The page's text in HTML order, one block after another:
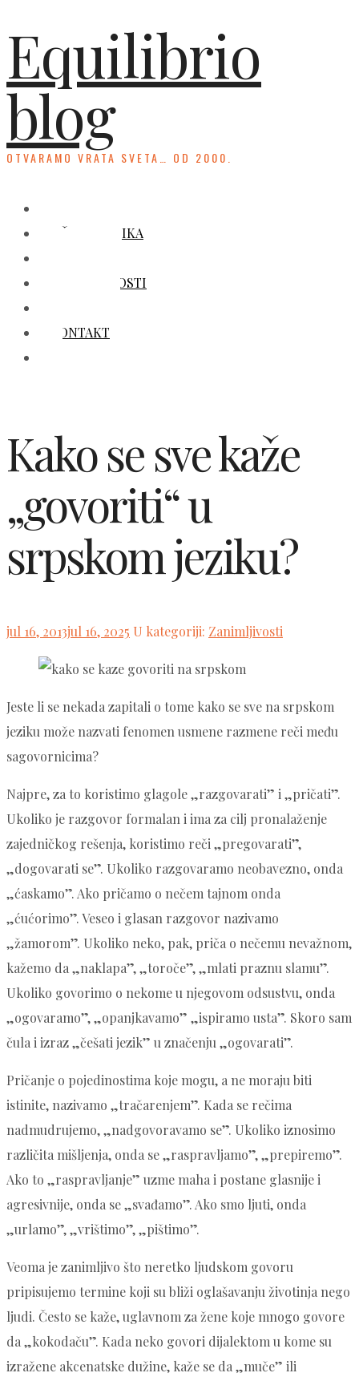
Equilibrio
blog
OTVARAMO VRATA SVETA… OD 2000.
UČENJE JEZIKA
ZANIMLJIVOSTI
KONTAKT
Kako se sve kaže
„govoriti“ u
srpskom jeziku?
Posted
jul 16, 2013jul 16, 2025 U kategoriji: Zanimljivosti
Jeste li se nekada zapitali o tome kako se sve na srpskom
jeziku može nazvati fenomen usmene razmene reči među
sagovornicima?
Najpre, za to koristimo glagole „razgovarati” i „pričati”.
Ukoliko je razgovor formalan i ima za cilj pronalaženje
zajedničkog rešenja, koristimo reči „pregovarati”,
„dogovarati se”. Ukoliko razgovaramo neobavezno, onda
„ćaskamo”. Ako pričamo o nečem tajnom onda
„ćućorimo”. Veseo i glasan razgovor nazivamo
„žamorom”. Ukoliko neko, pak, priča o nečemu nevažnom,
kažemo da „naklapa”, „toroče”, „mlati praznu slamu”.
Ukoliko govorimo o nekome u njegovom odsustvu, onda
„ogovaramo”, „opanjkavamo” „ispiramo usta”. Skoro sam
čula i izraz „češati jezik” u značenju „ogovarati”.
Pričanje o pojedinostima koje mogu, a ne moraju biti
istinite, nazivamo „tračarenjem”. Kada se rečima
nadmudrujemo, „nadgovoravamo se”. Ukoliko iznosimo
različita mišljenja, onda se „raspravljamo”, „prepiremo”.
Ako to „raspravljanje” uzme maha i postane glasnije i
agresivnije, onda se „svađamo”. Ako smo ljuti, onda
„urlamo”, „vrištimo”, „pištimo”.
Veoma je zanimljivo što neretko ljudskom govoru
pripisujemo termine koji su bliži oglašavanju životinja nego
ljudi. Često se kaže, uglavnom za žene koje mnogo govore
da „kokodaču”. Kada neko govori dijalektom u kome su
izražene akcenatske dužine, kaže se da „muče” ili